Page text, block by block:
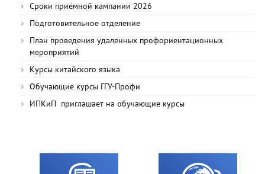
Сроки приёмной кампании 2026
Подготовительное отделение
План проведения удаленных профориентационных
мероприятий
Курсы китайского языка
Обучающие курсы ГГУ-Профи
ИПКиП приглашает на обучающие курсы